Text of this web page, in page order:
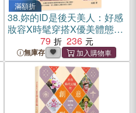
滿額折
38.妳的ID是後天美人：好感
妝容X時髦穿搭X優美體態，
不必是母胎美人，也能有超
高回頭率！
79 236
無庫存